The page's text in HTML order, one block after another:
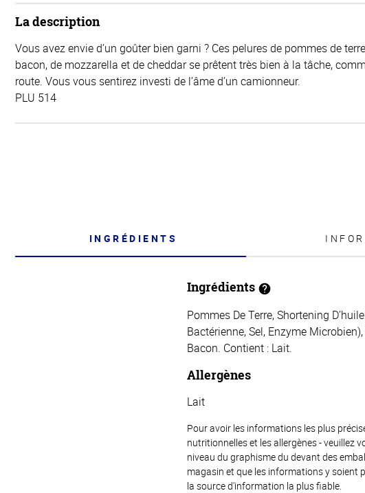
La description
Vous avez envie d’un goûter bien garni ? Ces pelures de pommes de
bacon, de mozzarella et de cheddar se prêtent très bien à la tâche,
route. Vous vous sentirez investi de l’âme d’un camionneur.
PLU 514
INGRÉDIENTS
Ingrédients
Pommes De Terre, Shortening
Bactérienne, Sel, Enzyme
Bacon. Contient : Lait.
Allergènes
Lait
Pour avoir les informations les plus
nutritionnelles et les allergènes - veuillez
niveau du graphisme du devant des
magasin et que les informations y soient
la source d'information la plus fiable.